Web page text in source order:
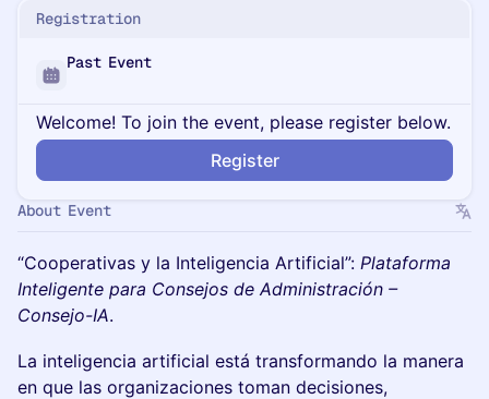
Registration
Past Event
Welcome! To join the event, please register below.
Register
About Event
“Cooperativas y la Inteligencia Artificial”: Plataforma
Inteligente para Consejos de Administración –
Consejo-IA.
La inteligencia artificial está transformando la manera
en que las organizaciones toman decisiones,